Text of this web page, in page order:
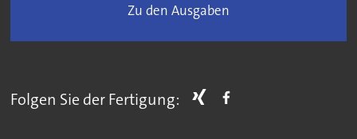
Zu den Ausgaben
Folgen Sie der Fertigung: